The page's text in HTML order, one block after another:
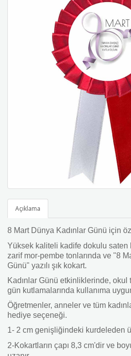
Açıklama
8 Mart Dünya Kadınlar Günü için
Yüksek kaliteli kadife dokulu saten
zarif mor-pembe tonlarında ve "8
Günü" yazılı şık kokart.
Kadınlar Günü etkinliklerinde, okul
gün kutlamalarında kullanıma
Öğretmenler, anneler ve tüm
hediye seçeneği.
1- 2 cm genişliğindeki kurdeleden
2-Kokartların çapı 8,3 cm'dir ve